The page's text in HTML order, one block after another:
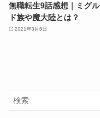
無職転生9話感想｜ミグル
ド族や魔大陸とは？
2021年3月6日